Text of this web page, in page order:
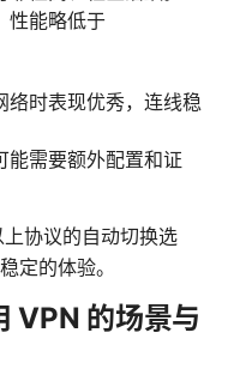
性能略低于
络时表现优秀，连线稳
能需要额外配置和证
协议的自动切换选
定的体验。
VPN 的场景与